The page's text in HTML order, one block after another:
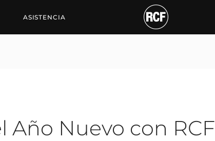
New Year with RCF
ASISTENCIA
Año Nuevo con RCF